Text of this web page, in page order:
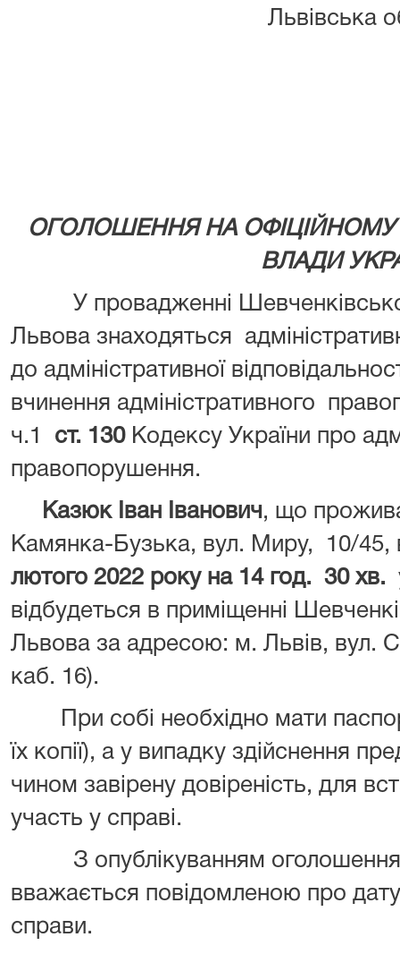
Львівська
ОГОЛОШЕННЯ НА ОФІЦІЙНОМУ
ВЛАДИ
У провадженні
Львова знаходяться
до адміністративної
вчинення адміністративного
ч.1
ст. 130 Кодексу України про
правопорушення.
Казюк Іван Іванович, що
Камянка-Бузька, вул. Миру, 10/
лютого 2022 року на 14 год. 30 хв.
відбудеться в приміщенні
Львова за адресою: м. Львів, вул.
каб. 16).
При собі необхідно мати
їх копії), а у випадку здійснення
чином завірену довіреність, для
участь у справі.
З опублікуванням оголошення
вважається повідомленою про
справи.